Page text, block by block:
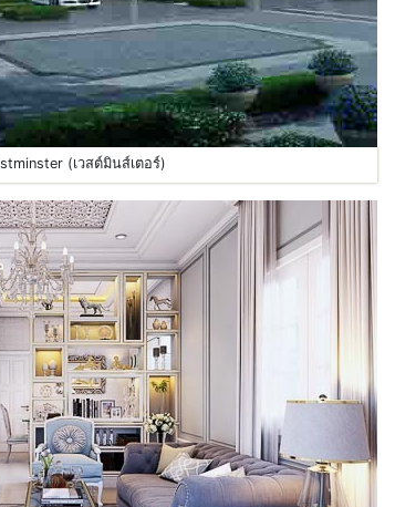
(เวสต์มินส์เตอร์)